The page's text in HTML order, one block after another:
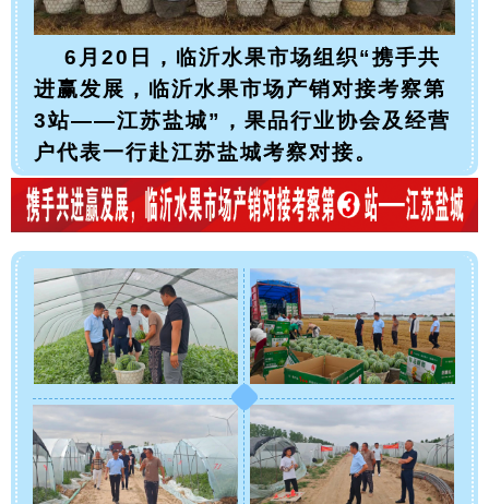
6月20日，临沂水果市场组织“携手共
进赢发展，临沂水果市场产销对接考察第
3站——江苏盐城”，果品行业协会及经营
户代表一行赴江苏盐城考察对接。